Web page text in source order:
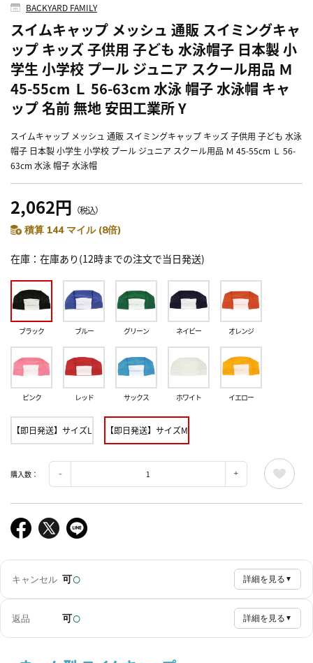
BACKYARD FAMILY
スイムキャップ メッシュ 通販 スイミングキャ
ップ キッズ 子供用 子ども 水泳帽子 日本製 小
学生 小学校 プール ジュニア スクール用品 Ｍ
45-55cm Ｌ 56-63cm 水泳 帽子 水泳帽 キャ
ップ 名前 無地 安田工業所 Y
スイムキャップ メッシュ 通販 スイミングキャップ キッズ 子供用 子ども 水泳
帽子 日本製 小学生 小学校 プール ジュニア スクール用品 Ｍ 45-55cm Ｌ 56-
63cm 水泳 帽子 水泳帽
2,062円 （税込）
積算 144 マイル (8倍)
在庫 在庫あり(12時までの注文で当日発送)
ブラック ブルー グリーン ネイビー オレンジ
ピンク レッド サックス ホワイト イエロー
【即日発送】サイズL 【即日発送】サイズM
購入数：
キャンセル 可○ 詳細を見る ▼
返品 可○ 詳細を見る ▼